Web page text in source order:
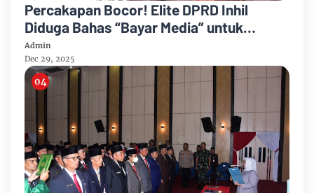
Percakapan Bocor! Elite DPRD Inhil
Diduga Bahas “Bayar Media” untuk
Dukung Kebijakan
Admin
Dec 29, 2025